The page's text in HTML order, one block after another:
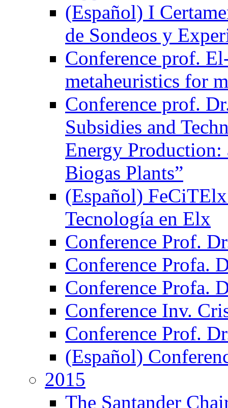
(Español) I
de Sondeos y
Conference prof.
metaheuristics for
Conference prof.
Subsidies and
Energy
Biogas Plants”
(Español)
Tecnología en Elx
Conference Prof.
Conference Profa.
Conference Profa.
Conference Inv.
Conference Prof.
(Español)
2015
The Santander